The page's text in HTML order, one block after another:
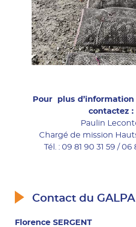
Pour plus
contactez :
Paulin
Chargé de mission
Tél. : 09 81 90 31 59 / 06
Contact du GALPA
Florence SERGENT